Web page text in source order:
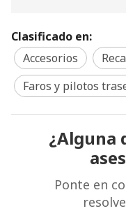
Clasificado en:
Accesorios
Faros y pilotos
¿Alguna
Ponte en